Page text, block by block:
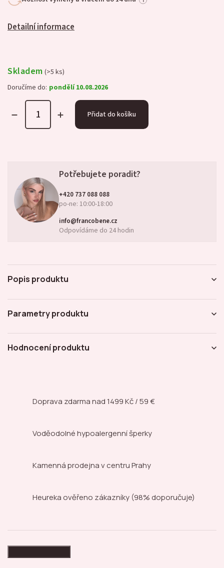
Detailní informace
Skladem (>5 ks)
Doručíme do: pondělí 10.08.2026
Přidat do košíku
Potřebujete poradit?
+420 737 088 088
po-ne: 10:00-18:00
info@francobene.cz
Odpovídáme do 24 hodin
Popis produktu
Parametry produktu
Hodnocení produktu
Doprava zdarma nad1499 Kč / 59 €
Voděodolné hypoalergenní šperky
Kamenná prodejnav centru Prahy
Heureka ověřeno zákazníky (98% doporučuje)